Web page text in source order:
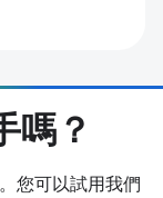
嗎？
您可以試用我們